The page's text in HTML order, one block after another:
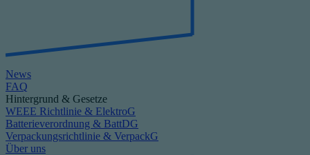
News
FAQ
Hintergrund & Gesetze
WEEE Richtlinie & ElektroG
Batterieverordnung & BattDG
Verpackungsrichtlinie & VerpackG
Über uns